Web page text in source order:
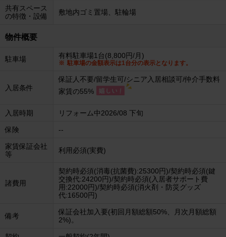
共有スペース
の特徴・設備
敷地内ゴミ置場、駐輪場
物件概要
駐車場 有料駐車場1台(8,800円/月)
駐車場の金額表示は1台分の表示となります。
入居条件
保証人不要/留学生可/シニア入居相談可/仲介手数料
家賃の55%
入居時期 リフォーム中2026/08 下旬
保険 --
家賃保証会社
等
利用必須(実費)
諸費用
契約時必須(消毒(抗菌費):25300円)/契約時必須(鍵
交換代:24200円)/契約時必須(入居者サポート費
用:22000円)/契約時必須(消火剤・防災グッズ
代:16500円)
備考
保証会社加入要(初回月額総額50%、月次月額総額
2%)。